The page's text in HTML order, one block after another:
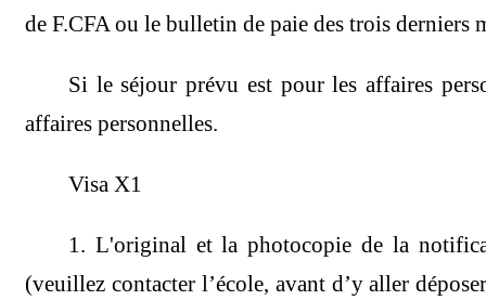
de F.CFA ou le bulletin de paie des trois
Si le séjour prévu est pour les affaires
affaires personnelles.
Visa X1
1. L'original et la photocopie de la
(veuillez contacter l’école, avant d’y aller